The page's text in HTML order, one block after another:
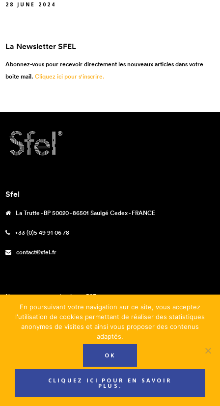
28 JUNE 2024
La Newsletter SFEL
Abonnez-vous pour recevoir directement les nouveaux articles dans votre
boite mail.Cliquez ici pour s'inscrire.
Sfel
La Trutte - BP 50020 - 86501 Saulgé Cedex - FRANCE
+33 (0)5 49 91 06 78
contact@sfel.fr
Nos engagements – La charte RSE
Téléchargements
En poursuivant votre navigation sur ce site, vous acceptez
l'utilisation de cookies permettant de réaliser des statistiques
anonymes de visites et ainsi vous proposer des contenus
adaptés.
OK
CLIQUEZ ICI POUR EN SAVOIR
PLUS.